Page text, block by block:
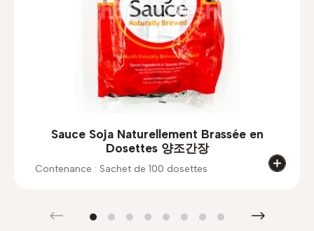
Sauce Soja Naturellement Brassée en
Dosettes 양조간장
Contenance : Sachet de 100 dosettes